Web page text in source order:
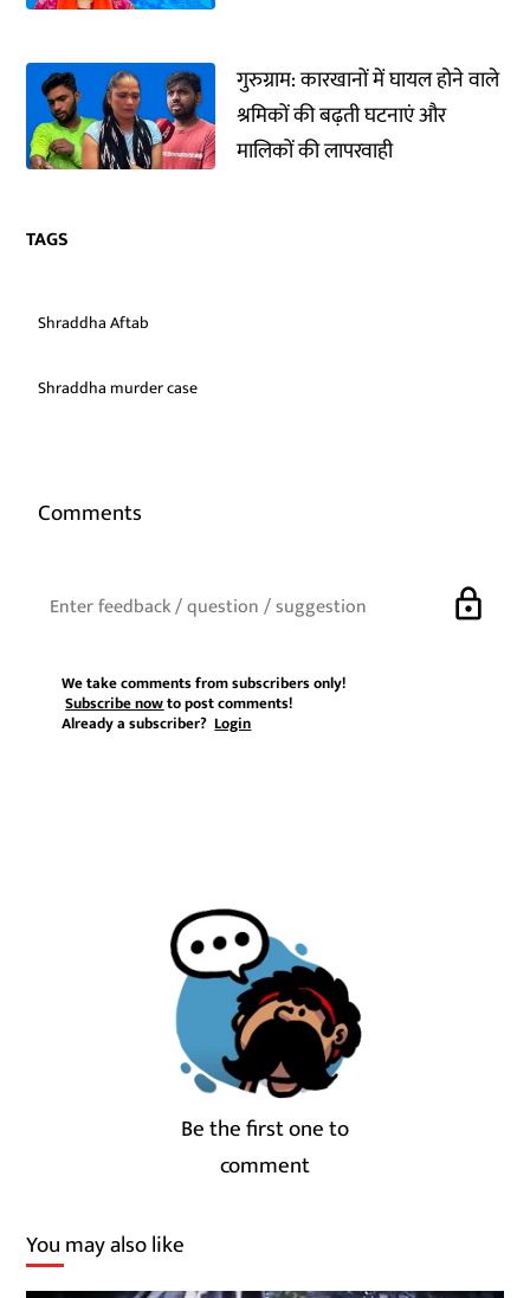
गुरुग्राम: कारखानों में घायल होने वाले
श्रमिकों की बढ़ती घटनाएं और
मालिकों की लापरवाही
TAGS
Shraddha Aftab
Shraddha murder case
Comments
lock
We take comments from subscribers only!
Subscribe nowto post comments!
Already a subscriber?Login
Be the first one to
comment
You may also like